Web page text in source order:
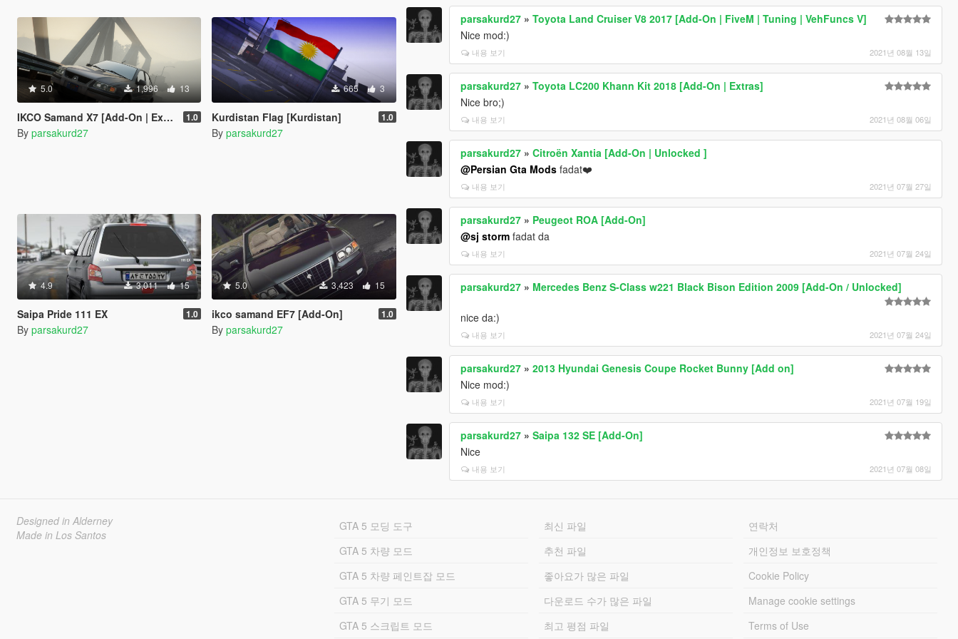
5.0 1,996 13
IKCO Samand X7 [Add-On | Extras] 1.0
By parsakurd27
665 3
Kurdistan Flag [Kurdistan] 1.0
By parsakurd27
4.9 3,011 15
Saipa Pride 111 EX 1.0
By parsakurd27
5.0 3,423 15
ikco samand EF7 [Add-On] 1.0
By parsakurd27
parsakurd27 »Toyota Land Cruiser V8 2017 [Add-On | FiveM | Tuning | VehFuncs V]
Nice mod:)
내용 보기 2021년 08월 13일
parsakurd27 »Toyota LC200 Khann Kit 2018 [Add-On | Extras]
Nice bro;)
내용 보기 2021년 08월 06일
parsakurd27 »Citroën Xantia [Add-On | Unlocked ]
@Persian Gta Mods fadat❤️
내용 보기 2021년 07월 27일
parsakurd27 » Peugeot ROA [Add-On]
@sj storm fadat da
내용 보기 2021년 07월 24일
parsakurd27 » Mercedes Benz S-Class w221 Black Bison Edition 2009 [Add-On / Unlocked]
nice da:)
내용 보기 2021년 07월 24일
parsakurd27 »2013 Hyundai Genesis Coupe Rocket Bunny [Add on]
Nice mod:)
내용 보기 2021년 07월 19일
parsakurd27 »Saipa 132 SE [Add-On]
Nice
내용 보기 2021년 07월 08일
Designed in Alderney
Made in Los Santos
GTA 5 모딩 도구
GTA 5 차량 모드
GTA 5 차량 페인트잡 모드
GTA 5 무기 모드
GTA 5 스크립트 모드
최신 파일
추천 파일
좋아요가 많은 파일
다운로드 수가 많은 파일
최고 평점 파일
연락처
개인정보 보호정책
Cookie Policy
Manage cookie settings
Terms of Use